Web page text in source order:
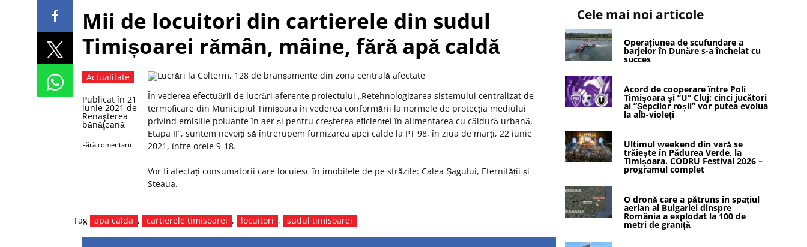
Mii de locuitori din cartierele din sudul
Timișoarei rămân, mâine, fără apă caldă
Actualitate
Publicat în 21
iunie 2021 de
Renaşterea
bănăţeană
Fără comentarii
În vederea efectuării de lucrări aferente proiectului „Retehnologizarea sistemului centralizat de
termoficare din Municipiul Timișoara în vederea conformării la normele de protecția mediului
privind emisiile poluante în aer și pentru creșterea eficienței în alimentarea cu căldură urbană,
Etapa II”, suntem nevoiți să întrerupem furnizarea apei calde la PT 98, în ziua de marți, 22 iunie
2021, între orele 9-18.
Vor fi afectați consumatorii care locuiesc în imobilele de pe străzile: Calea Șagului, Eternității și
Steaua.
Tag apa calda , cartierele timisoarei , locuitori , sudul timisoarei
Cele mai noi articole
Operațiunea de scufundare a
barjelor în Dunăre s-a încheiat cu
succes
Acord de cooperare între Poli
Timișoara și ”U” Cluj: cinci jucători
ai ”Șepcilor roșii” vor putea evolua
la alb-violeți
Ultimul weekend din vară se
trăiește în Pădurea Verde, la
Timișoara. CODRU Festival 2026 –
programul complet
O dronă care a pătruns în spațiul
aerian al Bulgariei dinspre
România a explodat la 100 de
metri de graniță